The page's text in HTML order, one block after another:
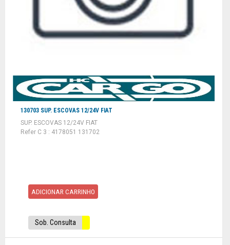
130703 SUP. ESCOVAS 12/24V FIAT
SUP. ESCOVAS 12/24V FIAT
Refer C 3 : 4178051 131702
ADICIONAR CARRINHO
Sob. Consulta